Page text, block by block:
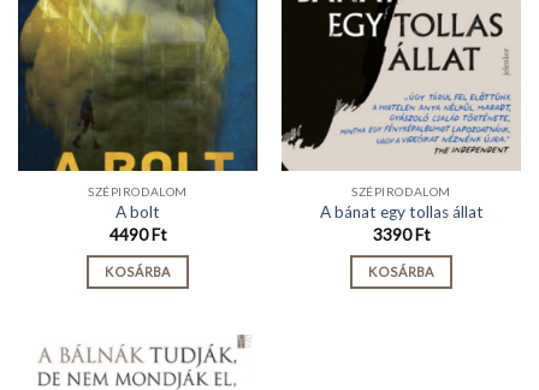
SZÉPIRODALOM
A bolt
4490Ft
KOSÁRBA
SZÉPIRODALOM
A bánat egy tollas állat
3390Ft
KOSÁRBA